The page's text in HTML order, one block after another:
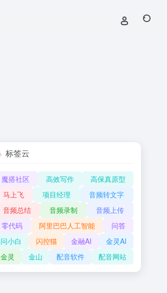
标签云
魔搭社区 高效写作
高保真原型
马上飞
项目经理
音频转文字
音频总结
音频录制
音频上传
零代码
阿里巴巴人工智能
问答
问小白
闪控猫 金融AI
金灵AI
金灵
金山 配音软件 配音网站